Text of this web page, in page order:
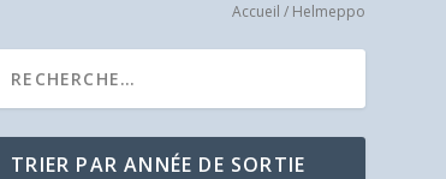
Accueil / Helmeppo
TRIER PAR ANNÉE DE SORTIE